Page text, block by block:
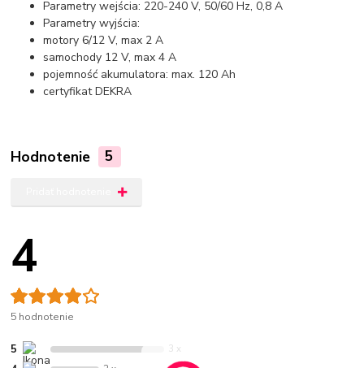
Parametry wejścia: 220-240 V, 50/60 Hz, 0,8 A
Parametry wyjścia:
motory 6/12 V, max 2 A
samochody 12 V, max 4 A
pojemność akumulatora: max. 120 Ah
certyfikat DEKRA
Hodnotenie 5
4
5 hodnotenie
5 3 x